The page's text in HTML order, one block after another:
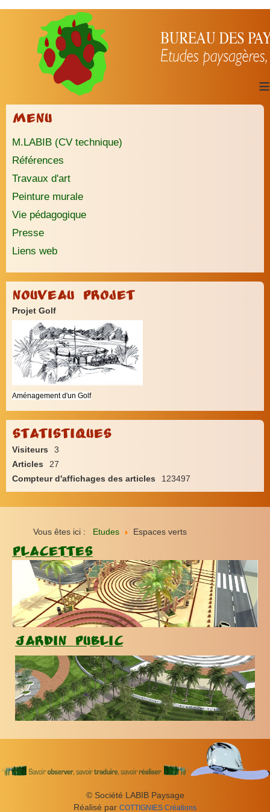
≡
Menu
M.LABIB (CV technique)
Références
Travaux d'art
Peinture murale
Vie pédagogique
Presse
Liens web
Nouveau Projet
Projet Golf
Aménagement d'un Golf
Statistiques
Visiteurs
3
Articles
27
Compteur d'affichages des articles
123497
Vous êtes ici : Etudes Espaces verts
Placettes
Jardin public
© Société LABIB Paysage
Réal­isé par COT­TIG­NIES Créations